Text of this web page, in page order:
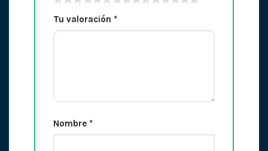
Tu valoración *
Nombre *